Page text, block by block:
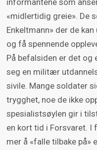
informantene som
«midlertidig greie». De
Enkeltmann» der de
og få spennende
På befalsiden er det og
seg en militær
sivile. Mange soldater
trygghet, noe de ikke
spesialistsøylen gir i
en kort tid i Forsvaret. I
mer å «falle tilbake på»